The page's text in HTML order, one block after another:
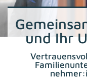
und Ihr